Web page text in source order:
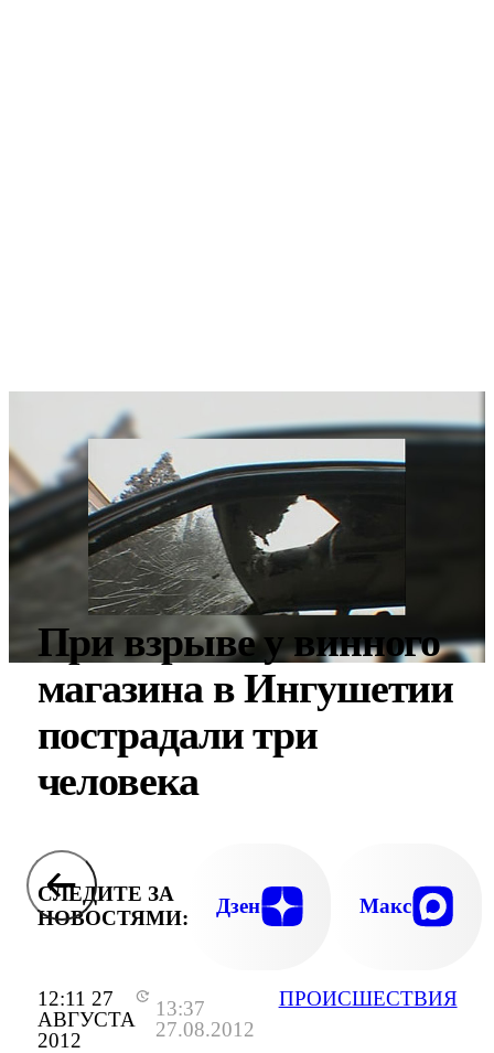
12:11 27
АВГУСТА
2012
13:37
27.08.2012
ПРОИСШЕСТВИЯ
При взрыве у винного
магазина в Ингушетии
пострадали три
человека
СЛЕДИТЕ ЗА
НОВОСТЯМИ:
Дзен Макс